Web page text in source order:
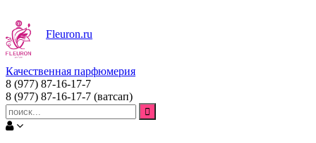
Fleuron.ru
Качественная парфюмерия
8 (977) 87-16-17-7
8 (977) 87-16-17-7 (ватсап)